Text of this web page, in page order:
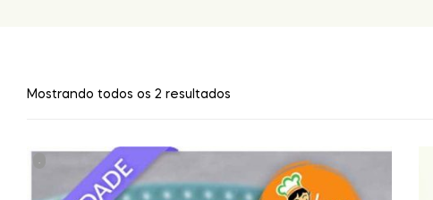
Mostrando todos os 2 resultados
.